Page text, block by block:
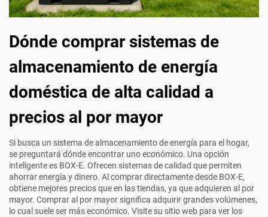
Dónde comprar sistemas de
almacenamiento de energía
doméstica de alta calidad a
precios al por mayor
Si busca un sistema de almacenamiento de energía para el hogar,
se preguntará dónde encontrar uno económico. Una opción
inteligente es BOX-E. Ofrecen sistemas de calidad que permiten
ahorrar energía y dinero. Al comprar directamente desde BOX-E,
obtiene mejores precios que en las tiendas, ya que adquieren al por
mayor. Comprar al por mayor significa adquirir grandes volúmenes,
lo cual suele ser más económico. Visite su sitio web para ver los